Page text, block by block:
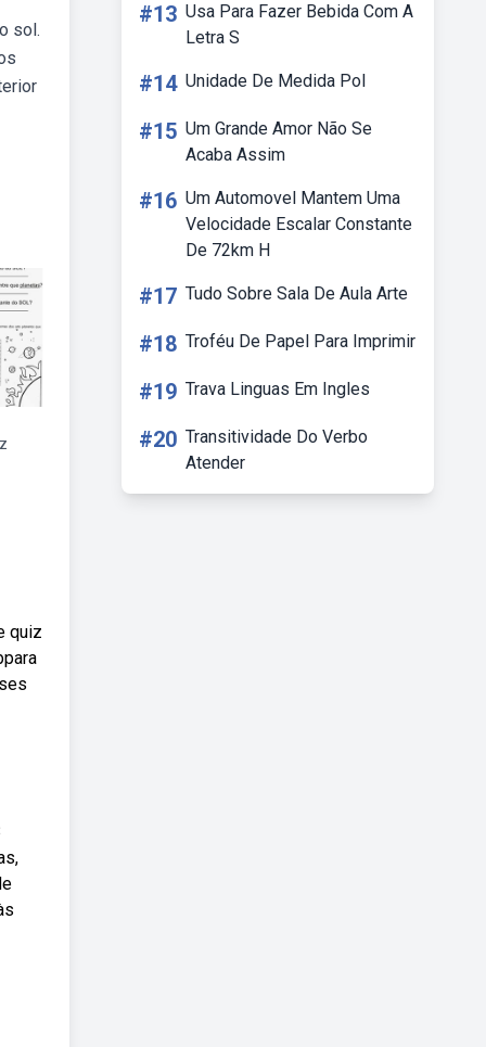
sol.
quiz
#13 Usa Para Fazer Bebida Com A
Letra S
#14 Unidade De Medida Pol
#15 Um Grande Amor Não Se
Acaba Assim
#16 Um Automovel Mantem Uma
Velocidade Escalar Constante
De 72km H
#17 Tudo Sobre Sala De Aula Arte
#18 Troféu De Papel Para Imprimir
#19 Trava Linguas Em Ingles
#20 Transitividade Do Verbo
Atender